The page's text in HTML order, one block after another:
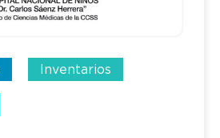
Inventarios